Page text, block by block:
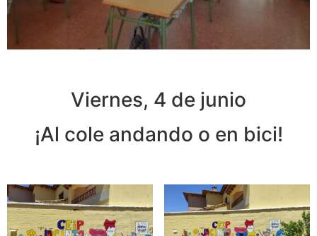
Viernes, 4 de junio
¡Al cole andando o en bici!